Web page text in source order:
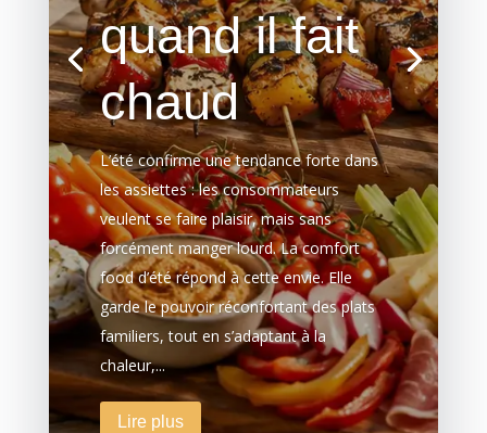
quand il fait
chaud
L’été confirme une tendance forte dans
les assiettes : les consommateurs
veulent se faire plaisir, mais sans
forcément manger lourd. La comfort
food d’été répond à cette envie. Elle
garde le pouvoir réconfortant des plats
familiers, tout en s’adaptant à la
chaleur,...
Lire plus